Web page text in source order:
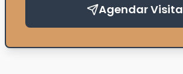
Agendar Visita